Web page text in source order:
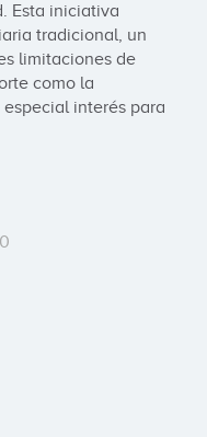
Esta iniciativa
tradicional, un
limitaciones de
como la
interés para
0